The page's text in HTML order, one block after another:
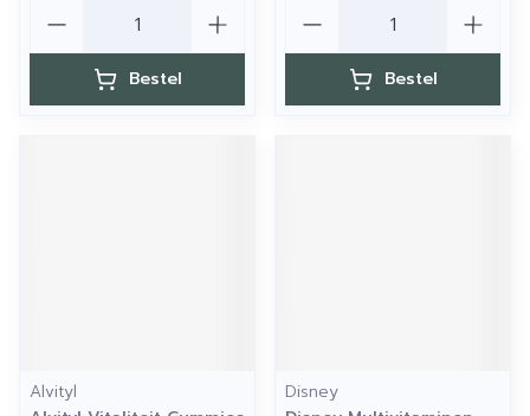
Bestel Bestel
Alvityl
Disney